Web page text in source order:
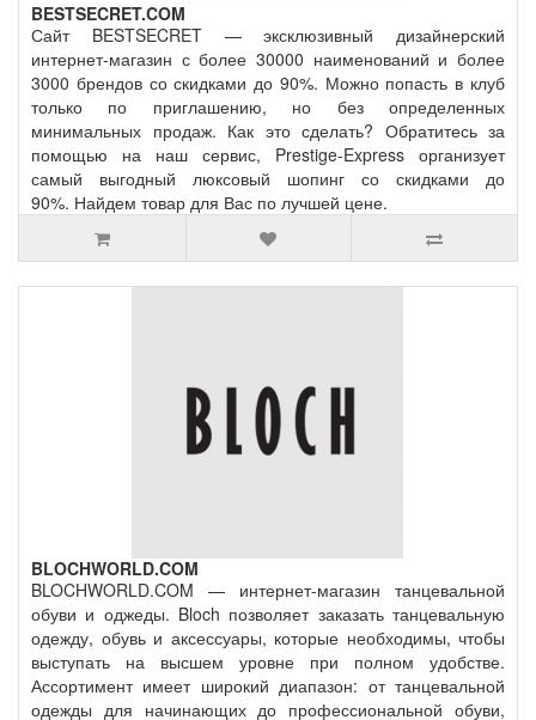
BESTSECRET.COM
Сайт BESTSECRET — эксклюзивный дизайнерский
интернет-магазин с более 30000 наименований и более
3000 брендов со скидками до 90%. Можно попасть в клуб
только по приглашению, но без определенных
минимальных продаж. Как это сделать? Обратитесь за
помощью на наш сервис, Prestige-Express организует
самый выгодный люксовый шопинг со скидками до
90%. Найдем товар для Вас по лучшей цене.
BLOCHWORLD.COM
BLOCHWORLD.COM — интернет-магазин танцевальной
обуви и оджеды. Bloch позволяет заказать танцевальную
одежду, обувь и аксессуары, которые необходимы, чтобы
выступать на высшем уровне при полном удобстве.
Ассортимент имеет широкий диапазон: от танцевальной
одежды для начинающих до профессиональной обуви,